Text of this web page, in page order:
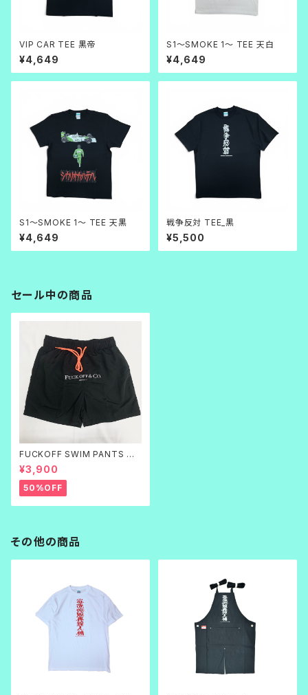
VIP CAR TEE 黒帝
¥4,649
S1～SMOKE 1～ TEE 天白
¥4,649
S1～SMOKE 1～ TEE 天黒
¥4,649
戦争反対 TEE_黒
¥5,500
セール中の商品
FUCKOFF SWIM PANTS 黒
刺繍
¥3,900
50%OFF
その他の商品